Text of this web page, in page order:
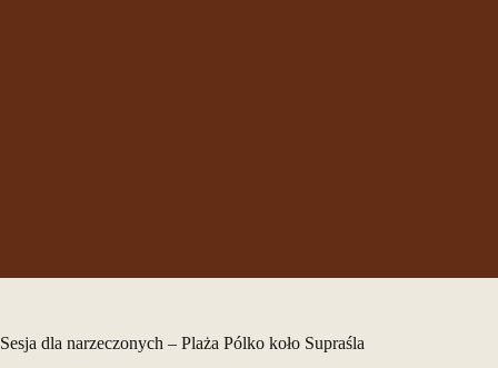
Sesja dla narzeczonych – Plaża Pólko koło Supraśla